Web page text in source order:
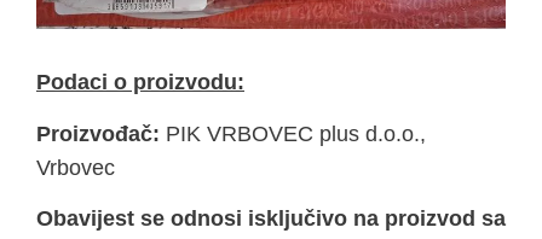
Podaci o proizvodu:
Proizvođač: PIK VRBOVEC plus d.o.o.,
Vrbovec
Obavijest se odnosi isključivo na proizvod sa